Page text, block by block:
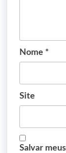
Nome *
Site
Salvar